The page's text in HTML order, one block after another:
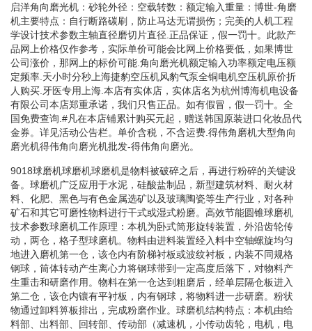
启洋角向磨光机：砂轮外径：空载转数：额定输入重量：博世-角磨
机主要特点：自行断路碳刷，防止马达无谓损伤；完美的人机工程
学设计技术参数主轴直径磨切片直径.正品保证，假一罚十。此款产
品网上价格仅作参考，实际单价可能会比网上价格要低，如果博世
公司涨价，那网上的标价可能.角向磨光机额定输入功率额定电压额
定频率.天小时分秒上海捷豹空压机风豹气泵全铜电机空压机原价折
人购买.牙医专用上海.本店有实体店，实体店名为杭州博海机电设备
有限公司本店郑重承诺，我们只售正品。如有假冒，假一罚十。全
国免费查询.#凡在本店铺累计购买元起，赠送韩国原装进口化妆品代
金券。详见活动公告栏。单价含税，不含运费.得伟角磨机大型角向
磨光机得伟角向磨光机批发-得伟角向磨光。
9018球磨机球磨机球磨机是物料被破碎之后，再进行粉碎的关键设
备。球磨机广泛应用于水泥，硅酸盐制品，新型建筑材料、耐火材
料、化肥、黑色与有色金属选矿以及玻璃陶瓷等生产行业，对各种
矿石和其它可磨性物料进行干式或湿式粉磨。高效节能圆锥球磨机
技术参数球磨机工作原理：本机为卧式筒形旋转装置，外沿齿轮传
动，两仓，格子型球磨机。物料由进料装置经入料中空轴螺旋均匀
地进入磨机第一仓，该仓内有阶梯衬板或波纹衬板，内装不同规格
钢球，筒体转动产生离心力将钢球带到一定高度后落下，对物料产
生重击和研磨作用。物料在第一仓达到粗磨后，经单层隔仓板进入
第二仓，该仓内镶有平衬板，内有钢球，将物料进一步研磨。粉状
物通过卸料箅板排出，完成粉磨作业。球磨机结构特点：本机由给
料部、出料部、回转部、传动部（减速机，小传动齿轮，电机，电